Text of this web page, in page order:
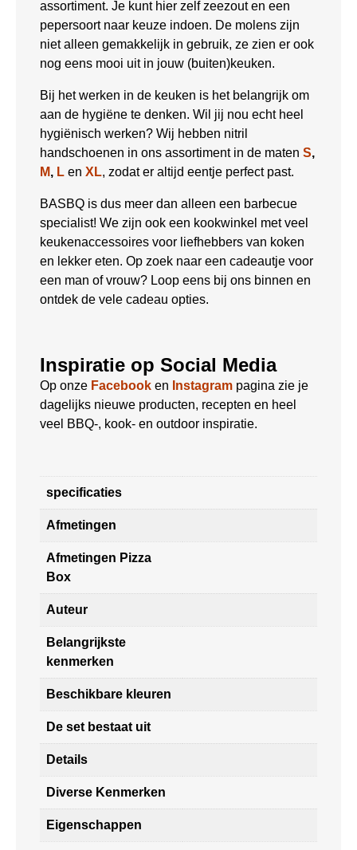
assortiment. Je kunt hier zelf zeezout en een
pepersoort naar keuze indoen. De molens zijn
niet alleen gemakkelijk in gebruik, ze zien er ook
nog eens mooi uit in jouw (buiten)keuken.
Bij het werken in de keuken is het belangrijk om
aan de hygiëne te denken. Wil jij nou echt heel
hygiënisch werken? Wij hebben nitril
handschoenen in ons assortiment in de maten S,
M, L en XL, zodat er altijd eentje perfect past.
BASBQ is dus meer dan alleen een barbecue
specialist! We zijn ook een kookwinkel met veel
keukenaccessoires voor liefhebbers van koken
en lekker eten. Op zoek naar een cadeautje voor
een man of vrouw? Loop eens bij ons binnen en
ontdek de vele cadeau opties.
Inspiratie op Social Media
Op onze Facebook en Instagram pagina zie je
dagelijks nieuwe producten, recepten en heel
veel BBQ-, kook- en outdoor inspiratie.
specificaties
Afmetingen
Afmetingen Pizza
Box
Auteur
Belangrijkste
kenmerken
Beschikbare kleuren
De set bestaat uit
Details
Diverse Kenmerken
Eigenschappen